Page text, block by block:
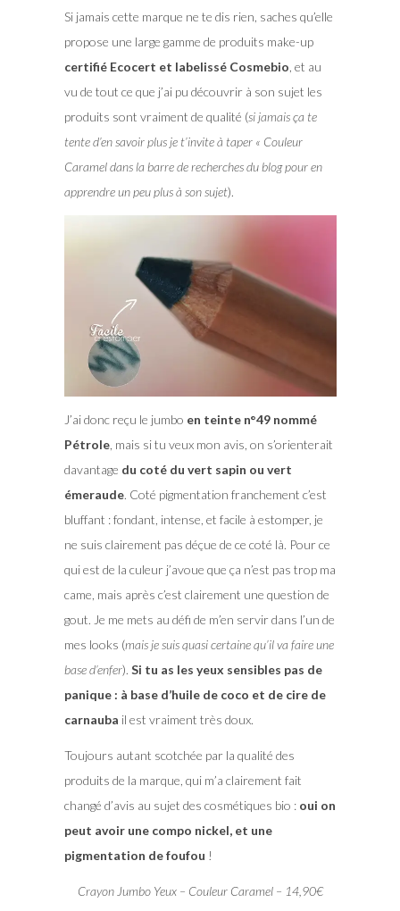
Si jamais cette marque ne te dis rien, saches qu’elle
propose une large gamme de produits make-up
certifié Ecocert et labelissé Cosmebio , et au
vu de tout ce que j’ai pu découvrir à son sujet les
produits sont vraiment de qualité (si jamais ça te
tente d’en savoir plus je t’invite à taper « Couleur
Caramel dans la barre de recherches du blog pour en
apprendre un peu plus à son sujet).
J’ai donc reçu le jumbo en teinte n°49 nommé
Pétrole, mais si tu veux mon avis, on s’orienterait
davantage du coté du vert sapin ou vert
émeraude. Coté pigmentation franchement c’est
bluffant : fondant, intense, et facile à estomper, je
ne suis clairement pas déçue de ce coté là. Pour ce
qui est de la culeur j’avoue que ça n’est pas trop ma
came, mais après c’est clairement une question de
gout. Je me mets au défi de m’en servir dans l’un de
mes looks (mais je suis quasi certaine qu’il va faire une
base d’enfer). Si tu as les yeux sensibles pas de
panique : à base d’huile de coco et de cire de
carnauba il est vraiment très doux.
Toujours autant scotchée par la qualité des
produits de la marque, qui m’a clairement fait
changé d’avis au sujet des cosmétiques bio :oui on
peut avoir une compo nickel, et une
pigmentation de foufou !
Crayon Jumbo Yeux – Couleur Caramel – 14,90€